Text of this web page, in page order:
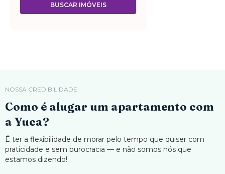
BUSCAR IMÓVEIS
NOSSA CREDIBILIDADE
Como é alugar um apartamento com
a Yuca?
É ter a flexibilidade de morar pelo tempo que quiser com
praticidade e sem burocracia — e não somos nós que
estamos dizendo!